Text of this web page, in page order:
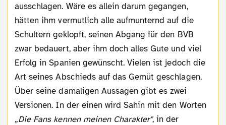
ausschlagen. Wäre es allein darum gegangen,
hätten ihm vermutlich alle aufmunternd auf die
Schultern geklopft, seinen Abgang für den BVB
zwar bedauert, aber ihm doch alles Gute und viel
Erfolg in Spanien gewünscht. Vielen ist jedoch die
Art seines Abschieds auf das Gemüt geschlagen.
Über seine damaligen Aussagen gibt es zwei
Versionen. In der einen wird Sahin mit den Worten
„Die Fans kennen meinen Charakter", in der